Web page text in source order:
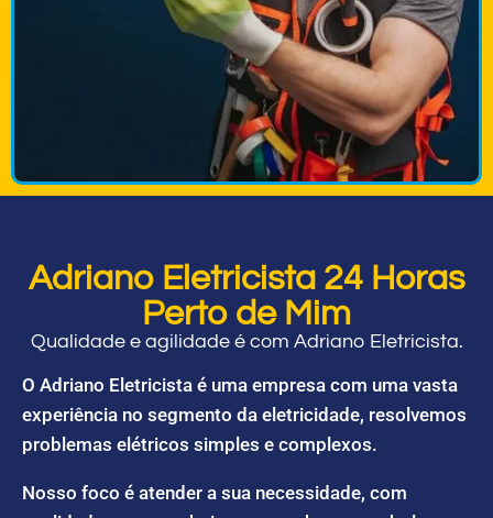
Adriano Eletricista 24 Horas
Perto de Mim
Qualidade e agilidade é com Adriano Eletricista.
O Adriano Eletricista é uma empresa com uma vasta
experiência no segmento da eletricidade, resolvemos
problemas elétricos simples e complexos.
Nosso foco é atender a sua necessidade, com